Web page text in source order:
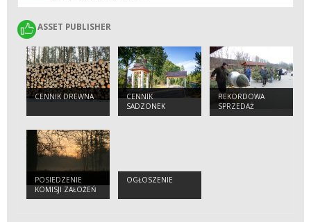
ASSET PUBLISHER
ASSET PUBLISHER
CENNIK DREWNA
CENNIK
SADZONEK
REKORDOWA
SPRZEDAŻ
CHOINEK
POSIEDZENIE
KOMISJI ZAŁOŻEŃ
PLANU
OGŁOSZENIE